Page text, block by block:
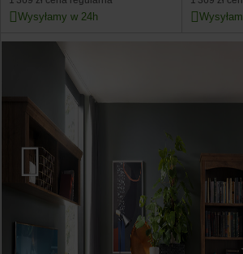
Wysyłamy w 24h